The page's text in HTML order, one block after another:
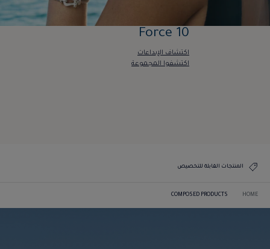
Force 10
اكتشاف الإبداعات
اكتشفوا المجموعة
المنتجات القابلة للتخصيص
HOME
COMPOSED PRODUCTS